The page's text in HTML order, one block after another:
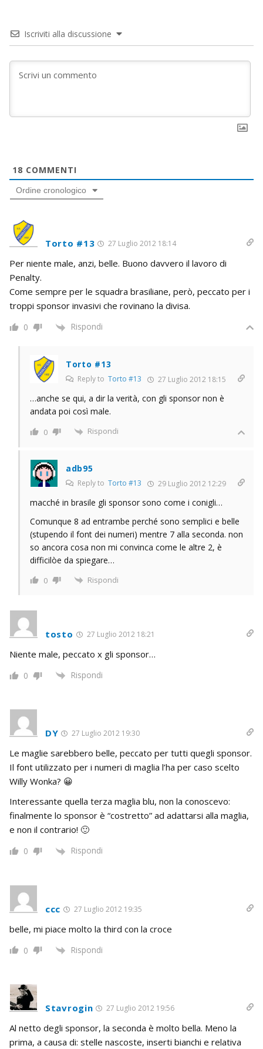
Iscriviti alla discussione
18 COMMENTI
Ordine cronologico
Torto #13 27 Luglio 2012 18:14
Per niente male, anzi, belle. Buono davvero il lavoro di
Penalty.
Come sempre per le squadra brasiliane, però, peccato per i
troppi sponsor invasivi che rovinano la divisa.
0 Rispondi
Torto #13
Reply to Torto #13 27 Luglio 2012 18:15
…anche se qui, a dir la verità, con gli sponsor non è
andata poi così male.
0 Rispondi
adb95
Reply to Torto #13 29 Luglio 2012 12:29
macché in brasile gli sponsor sono come i conigli…
Comunque 8 ad entrambe perché sono semplici e belle
(stupendo il font dei numeri) mentre 7 alla seconda. non
so ancora cosa non mi convinca come le altre 2, è
difficilòe da spiegare…
0 Rispondi
tosto 27 Luglio 2012 18:21
Niente male, peccato x gli sponsor…
0 Rispondi
DY 27 Luglio 2012 19:30
Le maglie sarebbero belle, peccato per tutti quegli sponsor.
Il font utilizzato per i numeri di maglia l’ha per caso scelto
Willy Wonka? 😀
Interessante quella terza maglia blu, non la conoscevo:
finalmente lo sponsor è “costretto” ad adattarsi alla maglia,
e non il contrario! 🙂
0 Rispondi
ccc 27 Luglio 2012 19:35
belle, mi piace molto la third con la croce
0 Rispondi
Stavrogin 27 Luglio 2012 19:56
Al netto degli sponsor, la seconda è molto bella. Meno la
prima, a causa di: stelle nascoste, inserti bianchi e relativa